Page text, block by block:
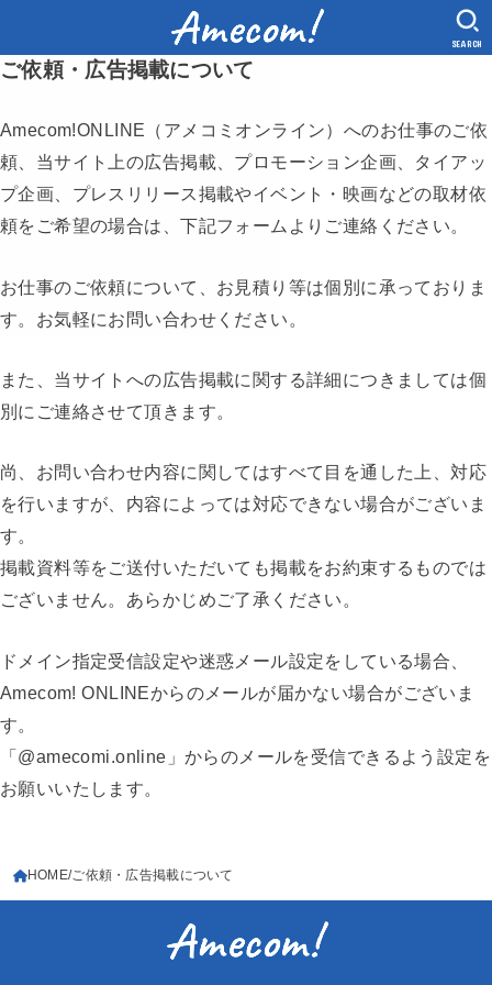
SEARCH
ご依頼・広告掲載について
Amecom!ONLINE（アメコミオンライン）へのお仕事のご依
頼、当サイト上の広告掲載、プロモーション企画、タイアッ
プ企画、プレスリリース掲載やイベント・映画などの取材依
頼をご希望の場合は、下記フォームよりご連絡ください。
お仕事のご依頼について、お見積り等は個別に承っておりま
す。お気軽にお問い合わせください。
また、当サイトへの広告掲載に関する詳細につきましては個
別にご連絡させて頂きます。
尚、お問い合わせ内容に関してはすべて目を通した上、対応
を行いますが、内容によっては対応できない場合がございま
す。
掲載資料等をご送付いただいても掲載をお約束するものでは
ございません。あらかじめご了承ください。
ドメイン指定受信設定や迷惑メール設定をしている場合、
Amecom! ONLINEからのメールが届かない場合がございま
す。
「@amecomi.online」からのメールを受信できるよう設定を
お願いいたします。
HOME ご依頼・広告掲載について